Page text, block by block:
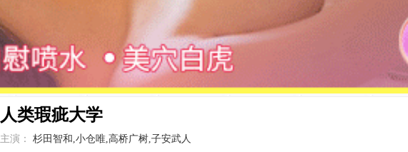
人类瑕疵大学
主演：
杉田智和,小仓唯,高桥广树,子安武人